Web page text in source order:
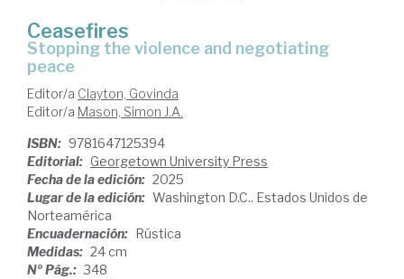
Ceasefires
stopping the violence and negotiating
peace
Editor/a Clayton, Govinda
Editor/a Mason, Simon J.A.
ISBN: 9781647125394
Editorial: Georgetown University Press
Fecha de la edición: 2025
Lugar de la edición: Washington D.C.. Estados Unidos de
Norteamérica
Encuadernación: Rústica
Medidas: 24 cm
Nº Pág.: 348